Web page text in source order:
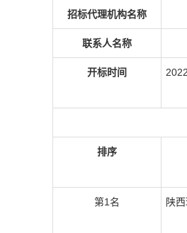
招标代理机构名称
联系人名称
开标时间
排序
第1名
陕